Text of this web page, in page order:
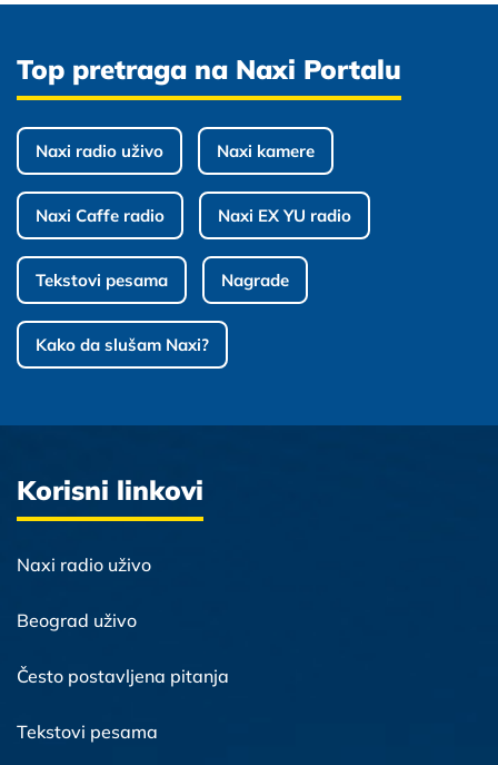
Top pretraga na Naxi Portalu
Naxi radio uživo Naxi kamere
Naxi Caffe radio Naxi EX YU radio
Tekstovi pesama Nagrade
Kako da slušam Naxi?
Korisni linkovi
Naxi radio uživo
Beograd uživo
Često postavljena pitanja
Tekstovi pesama